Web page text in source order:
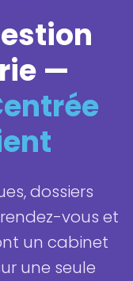
—
dossiers
vous et
un cabinet
une seule